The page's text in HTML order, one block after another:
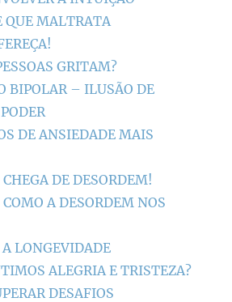
QUE MALTRATA
GRITAM?
BIPOLAR – ILUSÃO DE
DE ANSIEDADE MAIS
DE DESORDEM!
A DESORDEM NOS
LONGEVIDADE
ALEGRIA E TRISTEZA?
DESAFIOS